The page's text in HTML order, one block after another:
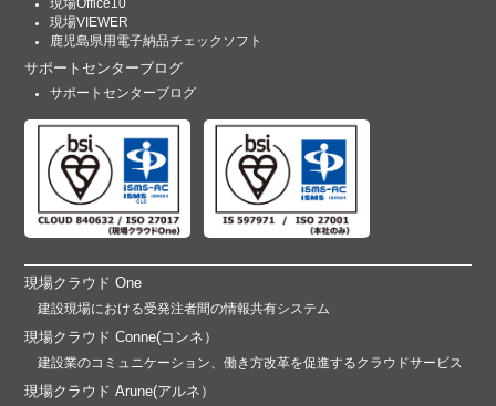
現場Office10
現場VIEWER
鹿児島県用電子納品チェックソフト
サポートセンターブログ
サポートセンターブログ
現場クラウド One
建設現場における受発注者間の情報共有システム
現場クラウド Conne(コンネ）
建設業のコミュニケーション、働き方改革を促進するクラウドサービス
現場クラウド Arune(アルネ）